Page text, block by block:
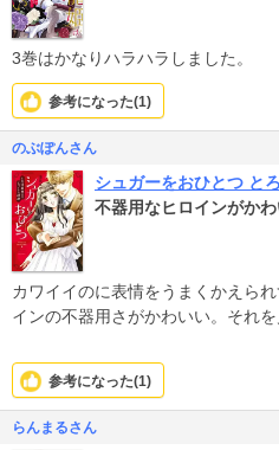
3巻はかなりハラハラしました。
参考になった(1)
のぶぽんさん
シュガーをおひとつ と
不器用なヒロインがか
カワイイのに表情をうまくかえら
インの不器用さがかわいい。それ
女が少しずつ彼の手で笑えるよう
んでいきたい。
参考になった(1)
らんまるさん